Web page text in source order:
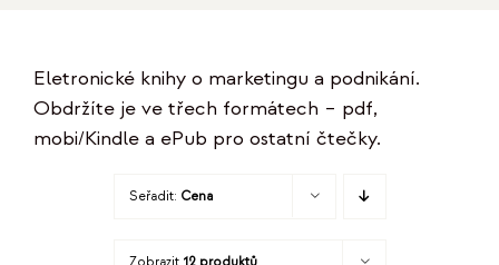
Eletronické knihy o marketingu a podnikání.
Obdržíte je ve třech formátech – pdf,
mobi/Kindle a ePub pro ostatní čtečky.
Seřadit: Cena